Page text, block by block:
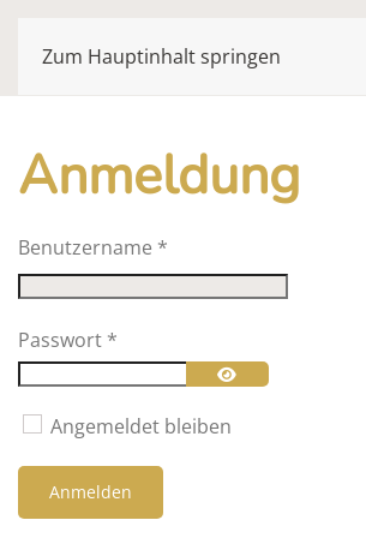
Zum Hauptinhalt springen
Anmeldung
Benutzername *
Passwort *
Passwort anzeigen
Angemeldet bleiben
Anmelden